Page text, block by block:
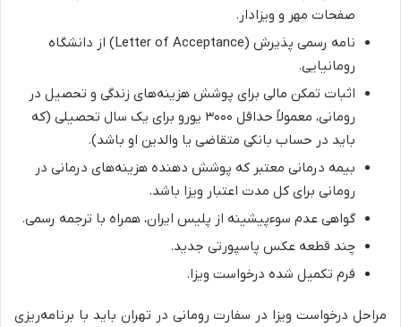
صفحات مهر و ویزادار.
نامه رسمی پذیرش (Letter of Acceptance) از دانشگاه
رومانیایی.
اثبات تمکن مالی برای پوشش هزینه‌های زندگی و تحصیل در
رومانی، معمولاً حداقل ۳۰۰۰ یورو برای یک سال تحصیلی (که
باید در حساب بانکی متقاضی یا والدین او باشد).
بیمه درمانی معتبر که پوشش دهنده هزینه‌های درمانی در
رومانی برای کل مدت اعتبار ویزا باشد.
گواهی عدم سوءپیشینه از پلیس ایران، همراه با ترجمه رسمی.
چند قطعه عکس پاسپورتی جدید.
فرم تکمیل شده درخواست ویزا.
مراحل درخواست ویزا در سفارت رومانی در تهران باید با برنامه‌ریزی